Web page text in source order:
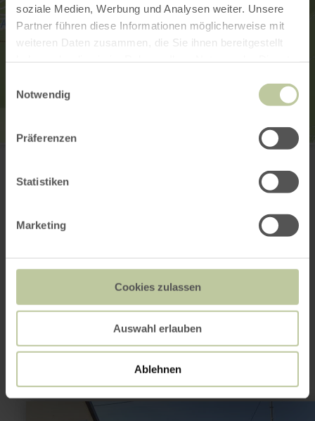
soziale Medien, Werbung und Analysen weiter. Unsere
Partner führen diese Informationen möglicherweise mit
weiteren Daten zusammen, die Sie ihnen bereitgestellt
Notwendig
Präferenzen
Statistiken
Marketing
Cookies zulassen
Auswahl erlauben
Ablehnen
53520 Schuld/Ahr
Email
Plan your arrival
This might also be
interesting